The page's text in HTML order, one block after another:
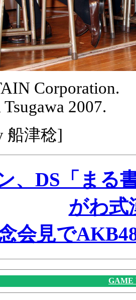
Corporation.
2007.
船津稔]
、DS「まる
がわ式
会見で
GAME